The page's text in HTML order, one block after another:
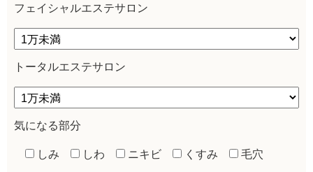
フェイシャルエステサロン
トータルエステサロン
気になる部分
しみ しわ ニキビ くすみ 毛穴